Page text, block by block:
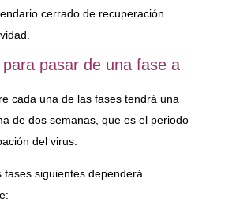
cerrado de recuperación
pasar de una fase a
cada una de las fases tendrá una
de dos semanas, que es el periodo
del virus.
fases siguientes dependerá